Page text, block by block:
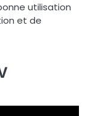
utilisation
et de